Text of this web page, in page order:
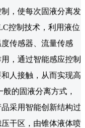
，使每次固液分离发
控制技术，利用液位
传感器、流量传感
，通过智能感应控制
人接触，从而实现高
的固液分离方式，
采用智能创新结构过
干区，由锥体液体喷